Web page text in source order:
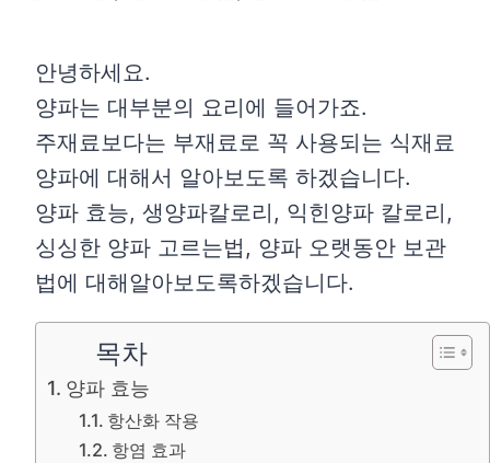
안녕하세요.
양파는 대부분의 요리에 들어가죠.
주재료보다는 부재료로 꼭 사용되는 식재료
양파에 대해서 알아보도록 하겠습니다.
양파 효능, 생양파칼로리, 익힌양파 칼로리,
싱싱한 양파 고르는법, 양파 오랫동안 보관
법에 대해알아보도록하겠습니다.
목차
양파 효능
항산화 작용
항염 효과